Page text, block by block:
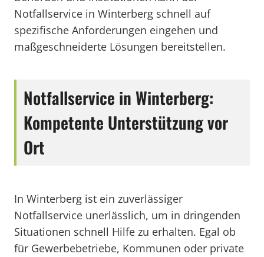
Notfallservice in Winterberg schnell auf
spezifische Anforderungen eingehen und
maßgeschneiderte Lösungen bereitstellen.
Notfallservice in Winterberg:
Kompetente Unterstützung vor
Ort
In Winterberg ist ein zuverlässiger
Notfallservice unerlässlich, um in dringenden
Situationen schnell Hilfe zu erhalten. Egal ob
für Gewerbebetriebe, Kommunen oder private